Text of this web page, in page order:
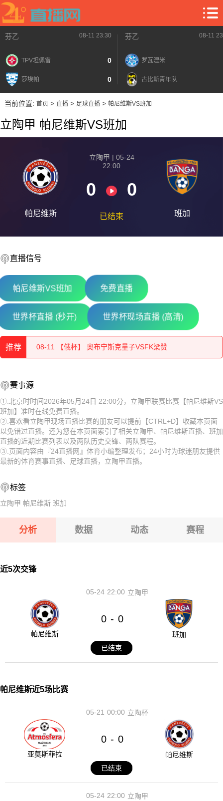
芬乙 08-11 23:30
TPV坦佩雷 0
莎埃帕 0
芬乙 08-11
罗瓦涅米
古比斯青年队
当前位置: 首页> 直播> 足球直播> 帕尼维斯VS班加
立陶甲 帕尼维斯VS班加
帕尼维斯
立陶甲 | 05-24
22:00
0 0
已结束 班加
直播信号
帕尼维斯VS班加 免费直播
世界杯直播 (秒开) 世界杯现场直播 (高清)
推荐
08-11 【芬乙】 TPV坦佩雷VS莎埃帕
08-11 【芬乙】 罗瓦涅米VS古比斯青年队
08-11 【俄杯】 奥布宁斯克量子VSFK梁赞
08-11 【亚精英赛】 塔什干棉农VS胡塞因
08-11 【欧冠】 凯拉特VS索非亚列夫斯基
08-11 【欧女锦U16B级】 比利时女篮U16VS波黑女篮U16
08-11 【俄杯】 奥布宁斯克量子VSFK梁赞
08-11 【芬乙】 中新地VS图尔库国际B队
08-11 【芬乙】 于韦斯屈莱VS坦佩雷
08-11 【欧女锦U16B级】 比利时女篮U16VS波黑女篮U16
赛事源
①.北京时时间2026年05月24日 22:00分，立陶甲联赛比赛【帕尼维斯VS
班加】准时在线免费直播。
②.喜欢看立陶甲现场直播比赛的朋友可以提前【CTRL+D】收藏本页面
以免错过直播。还为您在本页面索引了相关立陶甲、帕尼维斯直播、班加
直播的近期比赛列表以及两队历史交锋、两队赛程。
③.页面内容由『24直播网』体育小编整理发布；24小时为球迷朋友提供
最新的体育赛事直播、足球直播，立陶甲直播。
标签
立陶甲 帕尼维斯 班加
分析 数据 动态 赛程
近5次交锋
22:00
05-24 立陶甲
帕尼维斯
0 - 0
班加
已结束
帕尼维斯近5场比赛
00:00
05-21 立陶杯
亚莫斯菲拉
0 - 0
帕尼维斯
已结束
22:00
05-24 立陶甲